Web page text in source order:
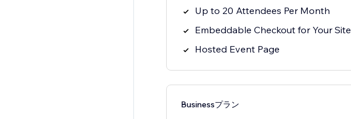
Up to 20 Attendees Per Month
Embeddable Checkout for Your Site
Hosted Event Page
Businessプラン